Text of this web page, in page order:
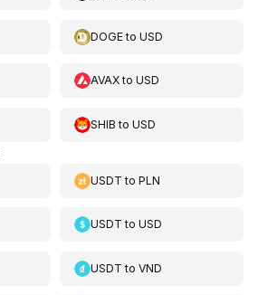
DOGEtoUSD
AVAXtoUSD
SHIB toUSD
USDT toPLN
USDT toUSD
USDT toVND